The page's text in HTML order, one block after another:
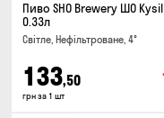
Пиво SHO Brewery ШО Kysil
0.33л
Світле, Нефільтроване, 4°
133,50
грн за 1 шт